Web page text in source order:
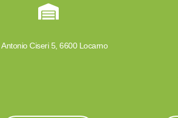

Antonio Ciseri 5, 6600 Locarno